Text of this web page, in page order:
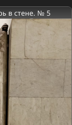
в стене. № 5